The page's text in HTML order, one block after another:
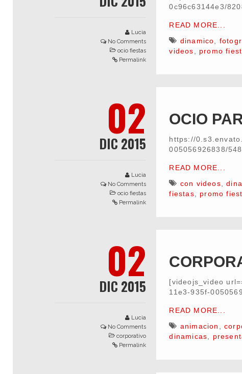
Lucia
No Comments
ocio fiestas
Permalink
0c96c63144e3/
READ MORE...
dinamico
videos
promo
02
DIC 2015
Lucia
No Comments
ocio fiestas
Permalink
OCIO
https://
005056926838/
READ MORE...
con videos ,
fiestas
promo
02
DIC 2015
Lucia
No Comments
corporativo
Permalink
[videojs_video
11e3-935f-
READ MORE...
animacion
dinamicas